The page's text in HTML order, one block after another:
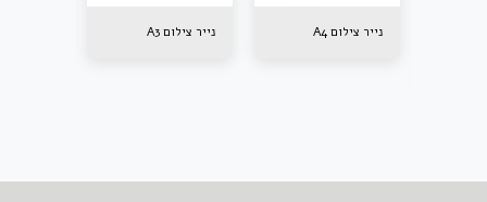
נייר צילום A4 נייר צילום A3